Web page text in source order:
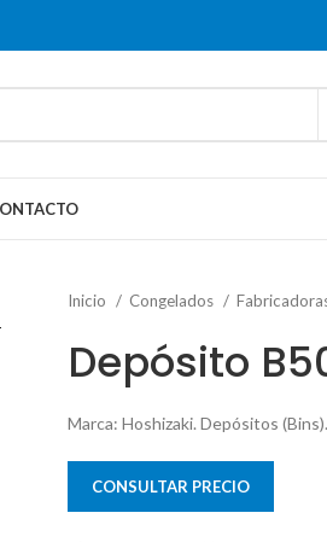
Inicio Congelados
Depósito
Marca: Hoshizaki. Depósitos
CONSULTAR PRECIO